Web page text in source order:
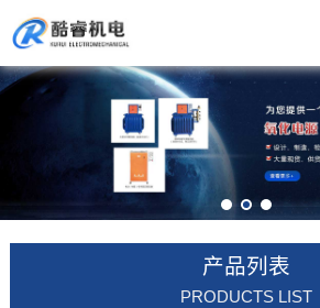
产品列表
PRODUCTS LIST